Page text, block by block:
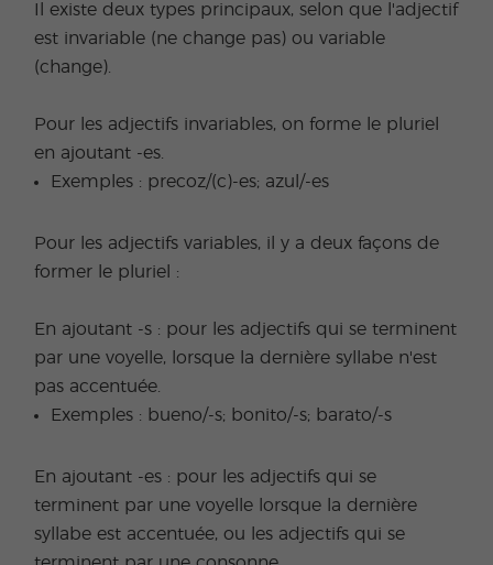
Il existe deux types principaux, selon que l'adjectif
est invariable (ne change pas) ou variable
(change).
Pour les adjectifs invariables, on forme le pluriel
en ajoutant -es.
Exemples : precoz/(c)-es; azul/-es
Pour les adjectifs variables, il y a deux façons de
former le pluriel :
En ajoutant -s : pour les adjectifs qui se terminent
par une voyelle, lorsque la dernière syllabe n'est
pas accentuée.
Exemples : bueno/-s; bonito/-s; barato/-s
En ajoutant -es : pour les adjectifs qui se
terminent par une voyelle lorsque la dernière
syllabe est accentuée, ou les adjectifs qui se